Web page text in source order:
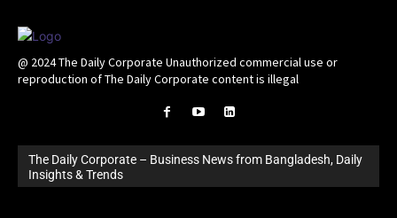
@ 2024 The Daily Corporate Unauthorized commercial use or
reproduction of The Daily Corporate content is illegal
The Daily Corporate – Business News from Bangladesh, Daily
Insights & Trends